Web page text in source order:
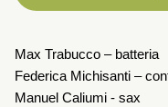
Max Trabucco – batteria
Federica Michisanti –
Manuel Caliumi - sax